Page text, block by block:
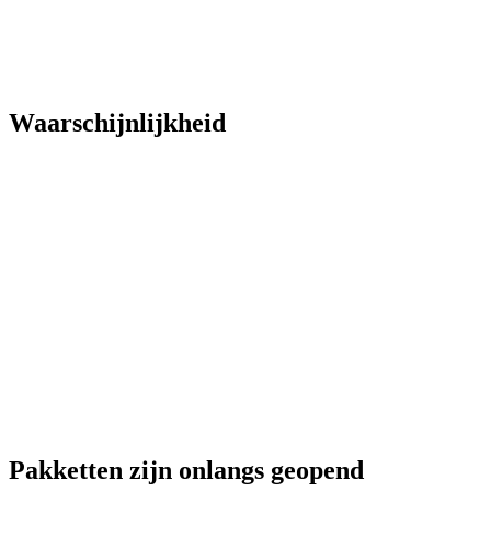
Waarschijnlijkheid
Pakketten zijn onlangs geopend